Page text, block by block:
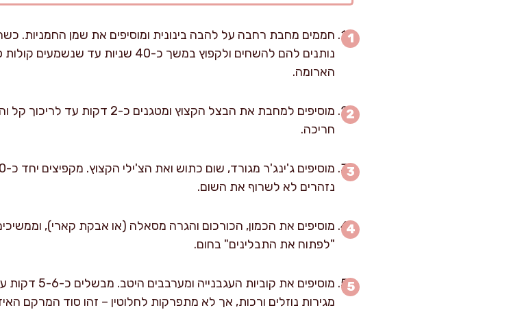
חממים מחבת רחבה על להבה בינונית ומוסיפים את שמן החמניות.
נותנים להם להשחים ולקפוץ במשך כ-40
הארומה.
מוסיפים למחבת את הבצל הקצוץ
חריכה.
נזהרים לא לשרוף את השום.
מוסיפים את הכמון, הכורכום והגרה מסאלה (או אבקת קארי),
"לפתוח את התבלינים" בחום.
מוסיפים את
מגירות נוזלים ורכות, אך לא מתפרקות לחלוטין – זהו סוד המרקם